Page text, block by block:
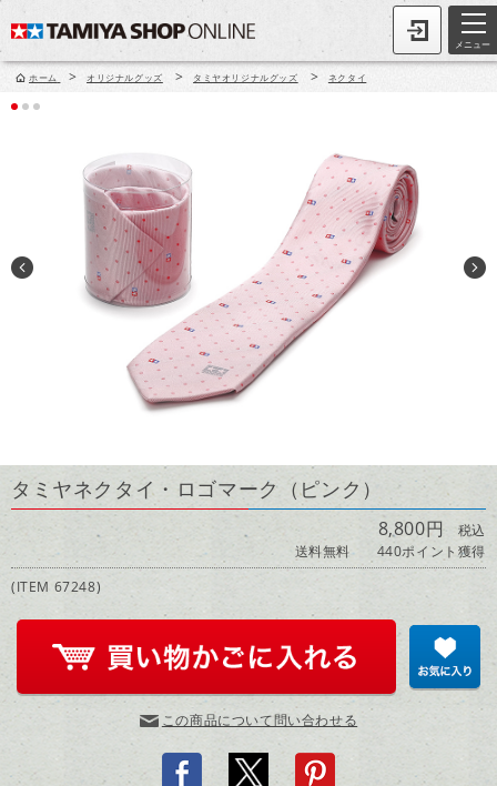
メニュー
ホーム > オリジナルグッズ > タミヤオリジナルグッズ > ネクタイ
タミヤネクタイ・ロゴマーク（ピンク）
8,800円 税込
送料無料
440ポイント獲得
(ITEM 67248)
この商品について問い合わせる